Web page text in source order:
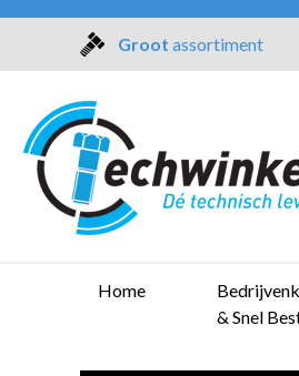
Groot assortiment
Home
& Snel